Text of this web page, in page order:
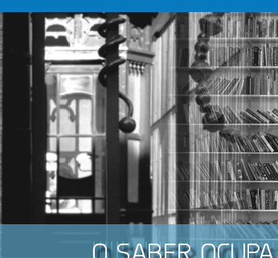
Passar
para o
conteúdo
principal